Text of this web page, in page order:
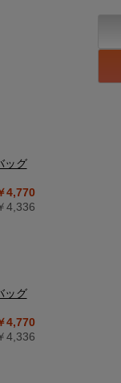
ッグ
4,770
4,336
ッグ
4,770
4,336